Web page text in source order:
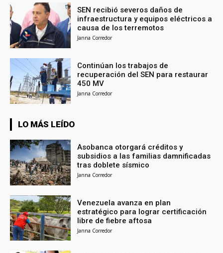
SEN recibió severos daños de
infraestructura y equipos eléctricos a
causa de los terremotos
Janna Corredor
Continúan los trabajos de
recuperación del SEN para restaurar
450 MV
Janna Corredor
LO MÁS LEÍDO
Asobanca otorgará créditos y
subsidios a las familias damnificadas
tras doblete sísmico
Janna Corredor
Venezuela avanza en plan
estratégico para lograr certificación
libre de fiebre aftosa
Janna Corredor